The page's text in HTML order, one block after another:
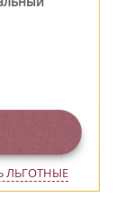
ЛЬГОТНЫЕ